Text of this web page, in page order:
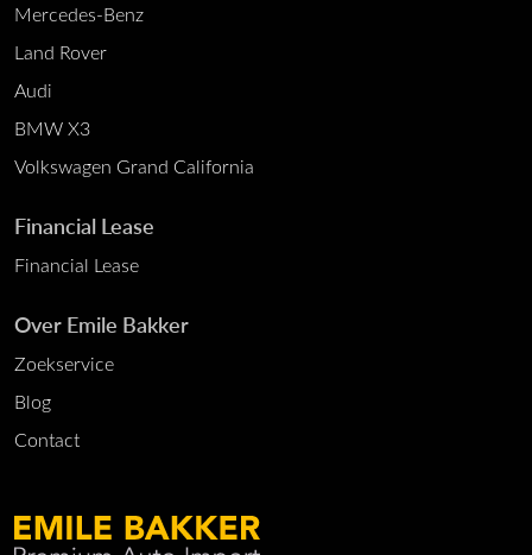
Mercedes-Benz
Land Rover
Audi
BMW X3
Volkswagen Grand California
Financial Lease
Financial Lease
Over Emile Bakker
Zoekservice
Blog
Contact